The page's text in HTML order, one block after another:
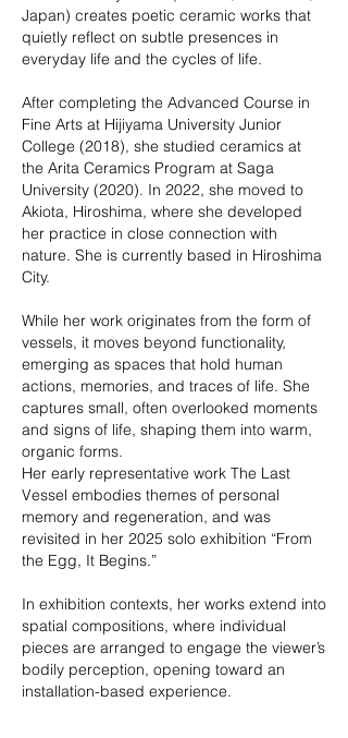
Japan) creates poetic ceramic works that
quietly reflect on subtle presences in
everyday life and the cycles of life.
After completing the Advanced Course in
Fine Arts at Hijiyama University Junior
College (2018), she studied ceramics at
the Arita Ceramics Program at Saga
University (2020). In 2022, she moved to
Akiota, Hiroshima, where she developed
her practice in close connection with
nature. She is currently based in Hiroshima
City.
While her work originates from the form of
vessels, it moves beyond functionality,
emerging as spaces that hold human
actions, memories, and traces of life. She
captures small, often overlooked moments
and signs of life, shaping them into warm,
organic forms.
Her early representative work The Last
Vessel embodies themes of personal
memory and regeneration, and was
revisited in her 2025 solo exhibition “From
the Egg, It Begins.”
In exhibition contexts, her works extend into
spatial compositions, where individual
pieces are arranged to engage the viewer’s
bodily perception, opening toward an
installation-based experience.